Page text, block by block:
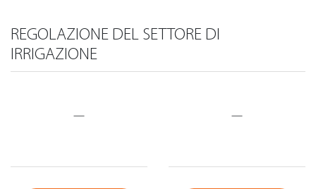
REGOLAZIONE DEL SETTORE DI
IRRIGAZIONE
— —